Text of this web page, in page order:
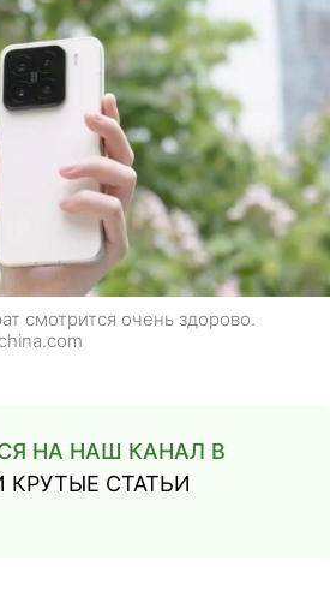
смотрится очень здорово.
НА НАШ КАНАЛ В
КРУТЫЕ СТАТЬИ